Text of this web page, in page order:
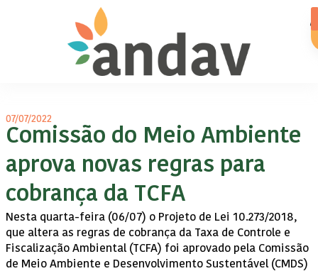
07/07/2022
Comissão do Meio Ambiente
aprova novas regras para
cobrança da TCFA
Nesta quarta-feira (06/07) o Projeto de Lei 10.273/2018,
que altera as regras de cobrança da Taxa de Controle e
Fiscalização Ambiental (TCFA) foi aprovado pela Comissão
de Meio Ambiente e Desenvolvimento Sustentável (CMDS)